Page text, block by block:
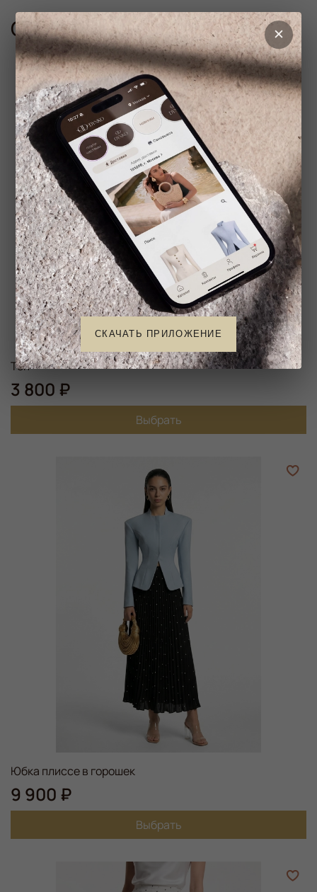
Сопутствующие товары
Топ
3 800 ₽
Выбрать
Юбка плиссе в горошек
9 900 ₽
Выбрать
СКАЧАТЬ ПРИЛОЖЕНИЕ